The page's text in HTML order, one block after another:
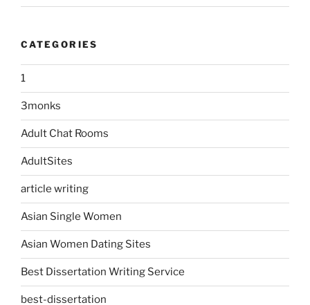
CATEGORIES
1
3monks
Adult Chat Rooms
AdultSites
article writing
Asian Single Women
Asian Women Dating Sites
Best Dissertation Writing Service
best-dissertation